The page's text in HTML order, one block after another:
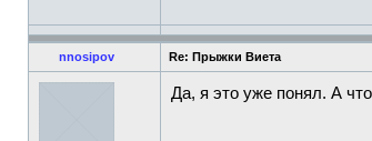
nnosipov Re: Прыжки Виета
Да, я это уже понял. А